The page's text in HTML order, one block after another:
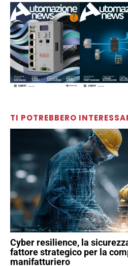
TI POTREBBERO
Cyber resilience, la
fattore strategico per la
manifatturiero